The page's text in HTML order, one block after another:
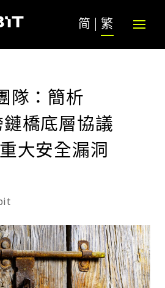
简 繁
隊：簡析
橋底層協議
大安全漏洞